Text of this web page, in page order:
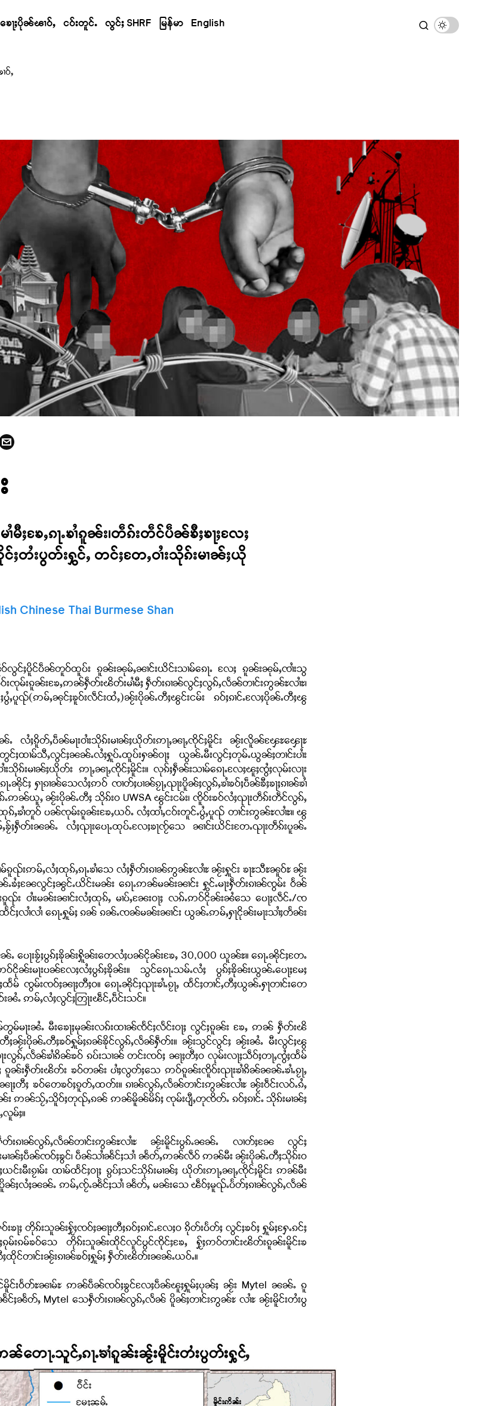
ၶေႃႈပိုၼ်ၽၢဝ်ႇ ငဝ်းတူင်ႉ လွင်ႈ SHRF မြန်မာ English
ႇ
ၶႄႇၵႃႉၶၢႆၵူၼ်း၊တဵၵ်းတဵင်ပဵၼ်ၶီႈၶႃႈလႄႈ
တႆးပွတ်းႁွင်ႇ တင်ႈတႄႇဝၢႆးသိုၵ်းမၢၼ်ႈယို
Chinese Thai Burmese Shan
င်ႈပိူင်ပဵၼ်တူဝ်ထူပ်း ၵူၼ်းၼုမ်ႇၼၢင်းယိင်းသၢမ်ၵေႃႉ လႄႈ ၵူၼ်းၼုမ်ႇၸၢႆးသွ
မိုဝ်းၸုမ်းၵူၼ်းၶႄႇဢၼ်ႁဵတ်းၽိတ်းမၢႆမီႈ ႁဵတ်းၵၢၼ်လွင်ႈလွၵ်ႇလႅၼ်တၢင်းဢွၼ်ႊလၢႆႊ၊
ပွႆႇပူၺ်(ဢမ်ႇၼုင်ႈၶူဝ်းလဵင်းထႆႇ)ၼႂ်းပိုၼ်ႉတီႈၽွင်းငမ်း ၵဝ်ႈၵၢင်ႉလႄႈပိုၼ်ႉတီႈၽွ
ႈၵိူတ်ႇပဵၼ်မႃးဝၢႆးသိုၵ်းမၢၼ်ႈယိုတ်းဢႃႇၼႃႇၸိုင်ႈမိူင်း ၼႂ်းလိူၼ်ၾႄႊၾေႃႊ
ထၢမ်သီႇလွင်ႈၼၼ်ႉလႆႈႁူပ်ႉထူပ်းႁၼ်ဝႃႈ ယွၼ်ႉမီးလွင်ႈတုမ်ႉယွၼ်ႈတၢင်းပၢႆး
သိုၵ်းမၢၼ်ႈယိုတ်း ဢႃႇၼႃႇၸိုင်ႈမိူင်း။ လုၵ်ႈႁဵၼ်းသၢမ်ၵေႃႉလႄႈၽူႈၸွႆႈလုမ်းလႃး
ၼိုင်ႈ ႁႃၵၢၼ်သေလႆႈဢဝ် ၸၢတ်ႈပၢၼ်ၵႂႃႇၺႃးပိူၼ်ႈလွၵ်ႇၶၢႆၶဝ်ႈပဵၼ်ၶီႈၶႃႈၵၢၼ်ၶၢႆ
ၵ်ႉဢၼ်ယူႇ ၼႂ်းပိုၼ်ႉတီႈ သိုၵ်းဝ UWSA ၽွင်းငမ်း၊ ၸိူဝ်းၶဝ်လႆႈၺႃးတဵၵ်းတဵင်လွၵ်ႇ
ႇၶၢႆတူဝ် ပၼ်ၸုမ်းၵူၼ်းၶႄႇယဝ်ႉ လႆႈထၢႆႇငဝ်းတူင်ႉပွႆႇပူၺ် တၢင်းဢွၼ်ႊလၢႆႊ။ ၽွ
ႈႁဵတ်းၼၼ်ႉ လႆႈၺႃးပေႃႉထုပ်ႉလႄႈၶႃၸႂ်သေ ၼၢင်းယိင်းတႄႉၺႃးတဵၵ်းပူၼ်ႉ
ၵူၺ်းဢမ်ႇလႆႈထုၵ်ႇၵႃႉၶၢႆသေ လႆႈႁဵတ်းၵၢၼ်ဢွၼ်ႊလၢႆႊ ၼႂ်းႁူင်း ၶႃႊသီႊၼူဝ်ႊ ၼႂ်း
ၼ်ႉၶႆႈၼႄလွင်ႈၼွင်ႉယိင်းမၼ်း ၵေႃႉဢၼ်မၼ်းၼၢင်း ႁွင်ႉမႃးႁဵတ်းၵၢၼ်ၸွမ်း ဝႅၼ်
ၺ်း ဝၢႆးမၼ်းၼၢင်းလႆႈထုၵ်ႇ မၢပ်ႇၼႄးဝႃႈ လၵ်ႉဢဝ်ငိုၼ်းၼႆသေ ပေႃႈလဵင်ႉ/ၸ
ထႅင်ႈလၢႆလၢႆ ၵေႃႉႁူမ်ႈ ၵၼ် ၵၼ်ႉၸၼ်မၼ်းၼၢင်း ယွၼ်ႉဢမ်ႇႁႃငိုၼ်းမႃးသၢႆႈတႅၼ်း
ႉ ပေႃးၶႂ်ႈပွၵ်ႈၶိုၼ်းႁိူၼ်းတေလႆႈပၼ်ငိုၼ်းၶႄႇ 30,000 ယူၼ်ႊ။ ၵေႃႉၼိုင်ႈတႄႉ
ဝ်ငိုၼ်းမႃးပၼ်လႄႈလႆႈပွၵ်ႈၶိုၼ်း။ သွင်ၵေႃႉသမ်ႉလႆႈ ပွၵ်ႈၶိုၼ်းယွၼ်ႉပေႃႈမႄႈ
ၸွမ်းၸဝ်ႈၼႃႈတီႈဝ။ ၵေႃႉၼိုင်ႈၺႃးၶၢႆႉၵႂႃႇ ထႅင်ႈတၢင်ႇတီႈယွၼ်ႉႁႃတၢင်းတေ
းၼႆႉ ဢမ်ႇလႆႈလွင်ႈတြႃးၽဵင်ႇပဵင်းသင်။
တွမ်မႃးၼႆႉ မီးၶေႃႈမုၼ်းလၵ်းထၢၼ်ၸႅင်ႈလႅင်းဝႃႈ လွင်ႈၵူၼ်း ၶႄႇ ဢၼ် ႁဵတ်းၽိ
ႈတီႈၼႂ်းပိုၼ်ႉတီႈၶဝ်ႁူမ်ႈၵၼ်ၶိုင်လွၵ်ႇလႅၼ်ႁဵတ်း။ ၼႂ်းသွင်လွင်ႈ ၼႂ်းၼႆႉ မီးလွင်ႈၽွ
းလွၵ်ႇလႅၼ်ၶၢႆၵိၼ်ၶဝ် ၵပ်းသၢၼ် တင်းၸဝ်ႈ ၼႃႈတီႈဝ လုမ်းလႃႈသဵဝ်ႈတႃႇၸွႆႈထႅမ်
ၵူၼ်းႁဵတ်းၽိတ်း ၶဝ်တၼ်း ပၢႆႈလွတ်ႈသေ ဢဝ်ၵူၼ်းၸိူဝ်းၺႃးၶၢႆၵိၼ်ၼၼ်ႉၶၢႆႉၵႂႃႇ
ႈတီႈ ၶဝ်တေၶဝ်ႈၵူတ်ႇထတ်း။ ၵၢၼ်လွၵ်ႇလႅၼ်တၢင်းဢွၼ်ႊလၢႆႊ ၼႂ်းဝဵင်းလဝ်ႉၵႆႇ
ဢၼ်သႂ်ႇသိူဝ်ႈတုၺ်ႇၵၼ် ဢၼ်မိူၼ်မိၵ်ႈ ၸုမ်းပျီႇတုၸိတ်ႉ ၵဝ်ႈၵၢင်ႉ သိုၵ်းမၢၼ်ႈ
မ်ႈ။
ႁဵတ်းၵၢၼ်လွၵ်ႇလႅၼ်တၢင်းဢွၼ်ႊလၢႆႊ ၼႂ်းမိူင်းပွၵ်ႉၼၼ်ႉ လၢတ်ႈၼႄ လွင်ႈ
ၼ်ႈပဵၼ်ၸဝ်ႈၶွင်၊ ပဵၼ်သၢႆၼႅင်ႈသၢႆ ၼႅတ်ႇဢၼ်လဵဝ် ဢၼ်မီး ၼႂ်းပိုၼ်ႉတီႈသိုၵ်းဝ
င်းမီးၵႂၢမ်း ထၢမ်ထႅင်ႈဝႃႈ ၵွပ်ႈသင်သိုၵ်းမၢၼ်ႈ ယိုတ်းဢႃႇၼႃႇၸိုင်ႈမိူင်း ဢၼ်မီး
ၼ်ႈလႆႈၼၼ်ႉ ဢမ်ႇၸႂ်ႉၼႅင်ႈသၢႆ ၼႅတ်ႇ မၼ်းသေ ၽဵဝ်ႈမူၺ်ႉပႅတ်ႈၵၢၼ်လွၵ်ႇလႅၼ်
ႃႈ တိုၵ်းသူၼ်းႁႂ်ႈၸဝ်ႈၼႃႈတီႈၵဝ်ႈၵၢင်ႉလႄႈဝ ၵိုတ်းပႅတ်ႈ လွင်ႈၶဝ်ႈ ႁူမ်ႈႁႄႉၵင်ႈ
းၵမ်ၶဝ်သေ တိုၵ်းသူၼ်းထိုင်လူင်ပွင်ၸိုင်ႈၶႄႇ ႁႂ်ႈဢဝ်တၢင်းၽိတ်းၵူၼ်းမိူင်းၶ
တၢင်းၼႂ်းၵၢၼ်ၶဝ်ႈႁူမ်ႈ ႁဵတ်းၽိတ်းၼၼ်ႉယဝ်ႉ။
င်းဝႅတ်ႊၼၢမ်ႊ ဢၼ်ပဵၼ်ၸဝ်ႈၶွင်လႄႈပဵၼ်ၽူႈႁူမ်ႈပုၼ်ႈ ၼႂ်း Mytel ၼၼ်ႉ ၵူ
တ်ႇ Mytel သေႁဵတ်းၵၢၼ်လွၵ်ႇလႅၼ် ပိူၼ်ႈတၢင်းဢွၼ်ႊ လၢႆႊ ၼႂ်းမိူင်းတႆးပွ